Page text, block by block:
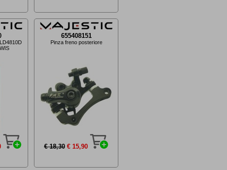
655408151
Pinza freno posteriore
€ 18,30 € 15,90